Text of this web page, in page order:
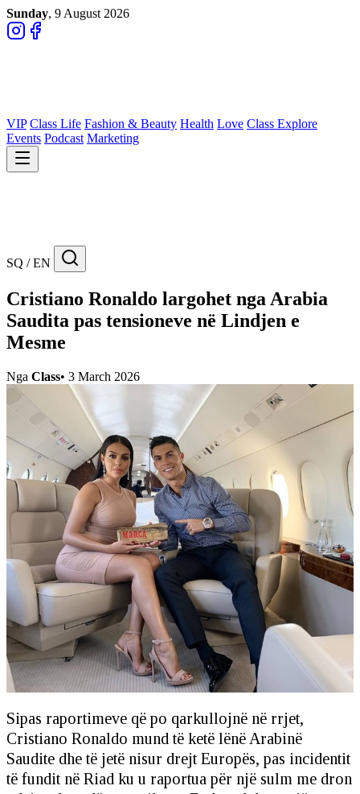
Sunday, 9 August 2026
VIP Class Life Fashion & Beauty Health Love Class Explore
Events Podcast Marketing
SQ / EN
Cristiano Ronaldo largohet nga Arabia
Saudita pas tensioneve në Lindjen e
Mesme
Nga Class• 3 March 2026
Sipas raportimeve që po qarkullojnë në rrjet,
Cristiano Ronaldo mund të ketë lënë Arabinë
Saudite dhe të jetë nisur drejt Europës, pas incidentit
të fundit në Riad ku u raportua për një sulm me dron